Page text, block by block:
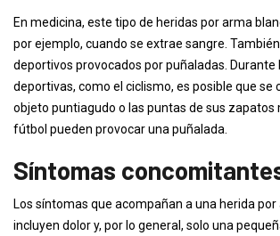
En medicina, este tipo de heridas por arma
por ejemplo, cuando se extrae sangre.
deportivos provocados por puñaladas. Durante
deportivas, como el ciclismo, es posible que se
objeto puntiagudo o las puntas de sus zapatos
fútbol pueden provocar una puñalada.
Síntomas
Los síntomas que acompañan a una herida
incluyen dolor y, por lo general, solo una